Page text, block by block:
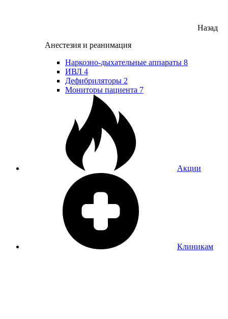
Назад
Анестезия и реанимация
Наркозно-дыхательные аппараты 8
ИВЛ 4
Дефибриляторы 2
Мониторы пациента 7
Акции
Клиникам